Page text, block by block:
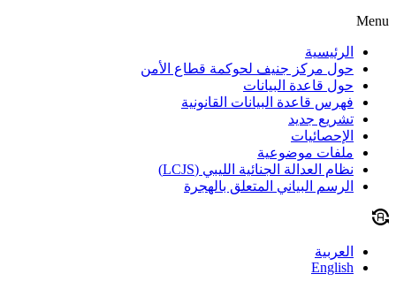
Menu
الرئيسية
حول مركز جنيف لحوكمة قطاع الأمن
حول قاعدة البيانات
فهرس قاعدة البيانات القانونية
تشريع جديد
الإحصائيات
ملفات موضوعية
نظام العدالة الجنائية الليبي (LCJS)
الرسم البياني المتعلق بالهجرة
العربية
English